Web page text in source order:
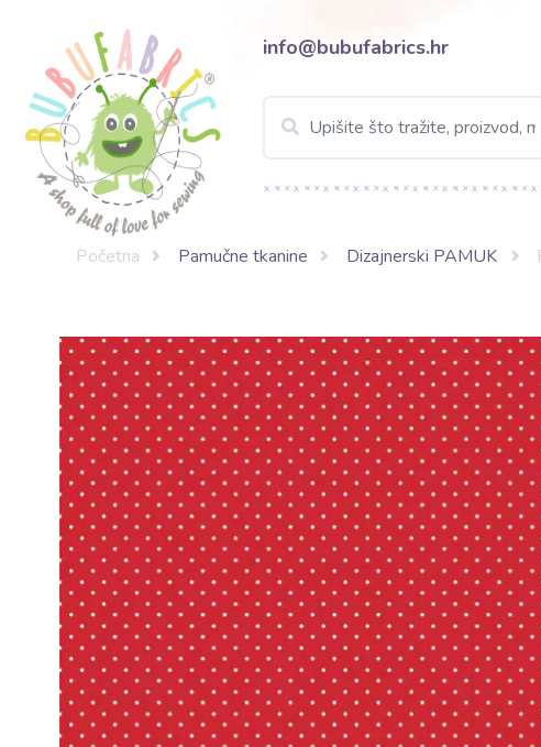
info@bubufabrics.hr
Početna Pamučne tkanine Dizajnerski PAMUK